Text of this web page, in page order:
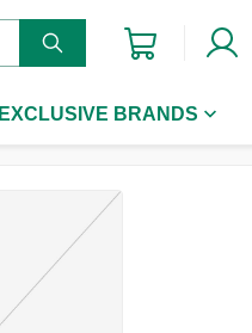
EXCLUSIVE BRANDS